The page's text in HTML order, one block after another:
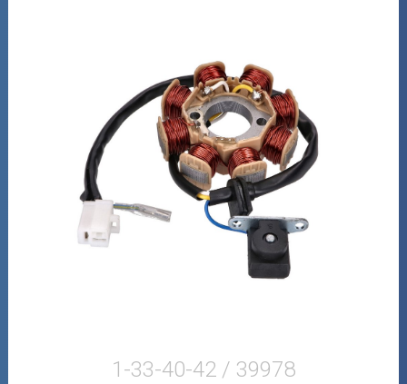
Peugeot
Piaggio
1-33-40-42 / 39978